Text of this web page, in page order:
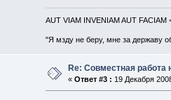
AUT VIAM INVENIAM AUT FACIAM
"Я мзду не беру, мне за державу
Re: Совместная работа
« Ответ #3 : 19 Декабря